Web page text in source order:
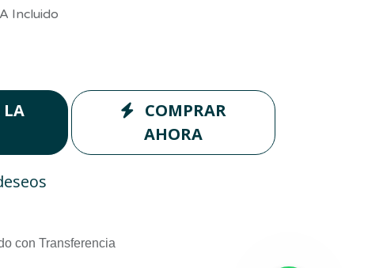
Incluido
COMPRAR
AHORA
con Transferencia